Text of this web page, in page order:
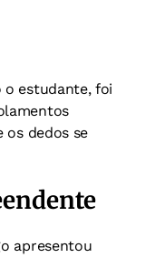
o estudante, foi
os dedos se
apresentou